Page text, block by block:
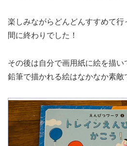
楽しみながらどんどんすすめて行
間に終わりでした！
その後は自分で画用紙に絵を描
鉛筆で描かれる絵はなかなか素敵